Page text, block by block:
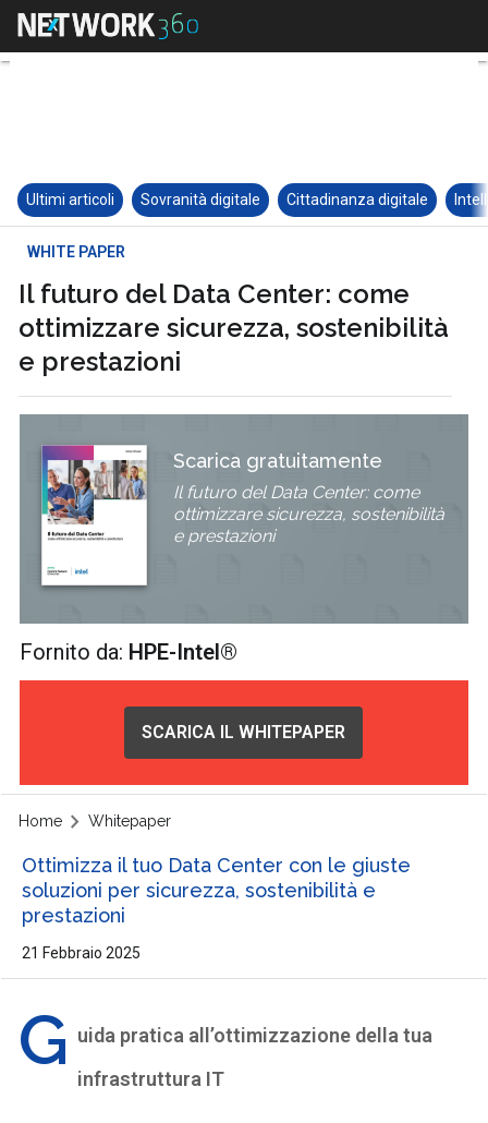
Ultimi articoli Sovranità digitale Cittadinanza digitale
WHITE PAPER
Il futuro del Data Center: come
ottimizzare sicurezza, sostenibilità
e prestazioni
Scarica gratuitamente
Il futuro del Data Center: come
ottimizzare sicurezza, sostenibilità
e prestazioni
Fornito da: HPE-Intel®
SCARICA IL WHITEPAPER
Home Whitepaper
Ottimizza il tuo Data Center con le giuste
soluzioni per sicurezza, sostenibilità e
prestazioni
21 Febbraio 2025
G uida pratica all’ottimizzazione della tua
infrastruttura IT